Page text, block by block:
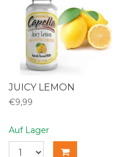
JUICY LEMON
€9,99
Auf Lager